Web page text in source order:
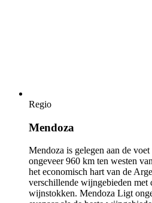
Regio
Mendoza
Mendoza is gelegen aan de
ongeveer 960 km ten westen
het economisch hart van de
verschillende wijngebieden met
wijnstokken. Mendoza Ligt